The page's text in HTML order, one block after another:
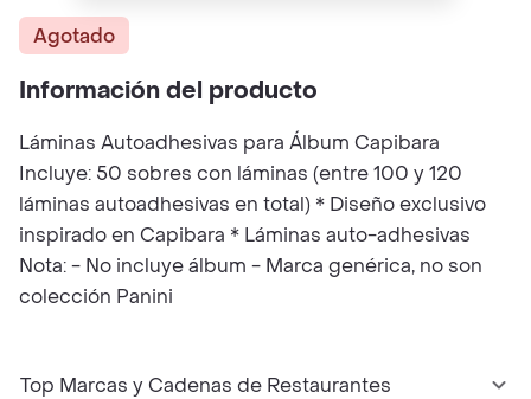
Agotado
Información del producto
Láminas Autoadhesivas para Álbum Capibara
Incluye: 50 sobres con láminas (entre 100 y 120
láminas autoadhesivas en total) * Diseño exclusivo
inspirado en Capibara * Láminas auto-adhesivas
Nota: - No incluye álbum - Marca genérica, no son
colección Panini
Top Marcas y Cadenas de Restaurantes